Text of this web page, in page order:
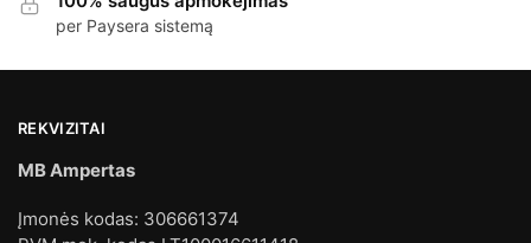
per Paysera sistemą
REKVIZITAI
MB Ampertas
Įmonės kodas: 306661374